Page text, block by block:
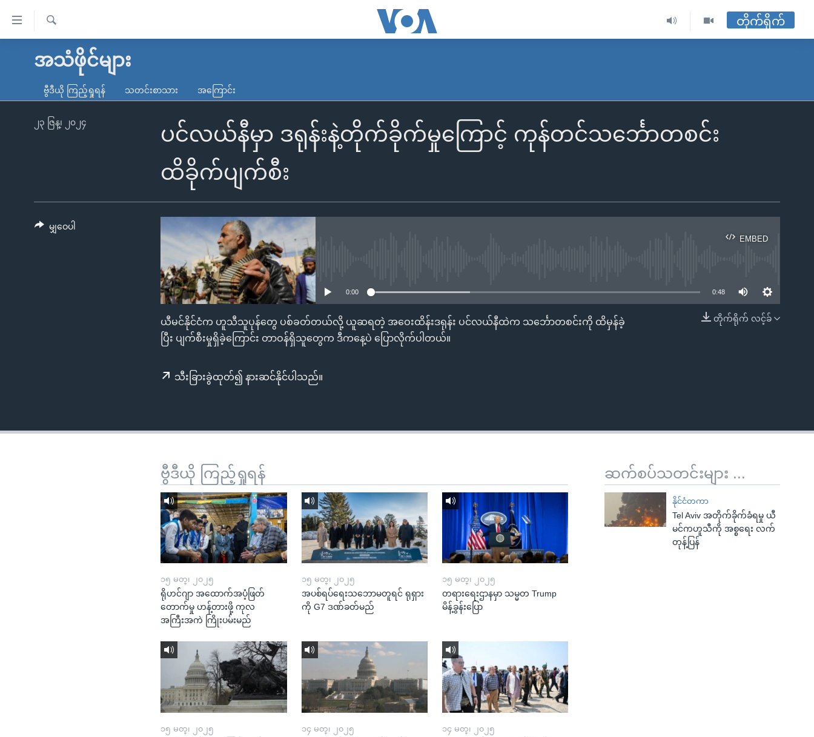
လွယ်ကူ
သည့်
မူလစာမျက်နှာ
ကမ္ဘာ့သတင်းများ
နိုင်ငံတကာ
မကြေးမုံရဲ့ အင်္ဂလိပ်စာ
ရေဒီယို
ရေဒီယိုနှင့်ရုပ်သံ အချက်အလက်များ
ရ
တိုက်ရိုက်
အသံဖိုင်များ
ဗွီဒီယို ကြည့်ရှုရန် သတင်းစာသား အကြောင်း
ပင်လယ်နီမှာ ဒရုန်းနဲ့တိုက်ခိုက်မှုကြောင့် ကုန်တင်သင်္ဘောတစင်း
ထိခိုက်ပျက်စီး
၂၃ ဇြန္၊ ၂၀၂၄
EMBED
EMBED
0:00 0:48
တိုက်ရိုက် လင့်ခ်
ယီမင်နိုင်ငံက ဟူသီသူပုန်တွေ ပစ်ခတ်တယ်လို့ ယူဆရတဲ့ အဝေးထိန်းဒရုန်း ပင်လယ်နီထဲက သင်္ဘောတစင်းကို ထိမှန်ခဲ့
ပြီး ပျက်စီးမှုရှိခဲ့ကြောင်း တာဝန်ရှိသူတွေက ဒီကနေ့ပဲ ပြောလိုက်ပါတယ်။
သီးခြားခွဲထုတ်၍ နားဆင်နိုင်ပါသည်။
မျှဝေပါ
ဆက်စပ်သတင်းများ ...
နိုင်ငံတကာ
Tel Aviv အတိုက်ခိုက်ခံရမှု ယီ
မင်ကဟူသီကို အစ္စရေး လက်
တုန့်ပြန်
ဗွီဒီယို ကြည့်ရှုရန်
၁၅ မတ္၊ ၂၀၂၅
ရိုဟင်ဂျာ အထောက်အပံ့ဖြတ်
တောက်မှု ဟန့်တားဖို့ ကုလ
အကြီးအကဲ ကြိုးပမ်းမည်
၁၅ မတ္၊ ၂၀၂၅
အပစ်ရပ်ရေးသဘောမတူရင် ရုရှား
ကို G7 ဒဏ်ခတ်မည်
၁၅ မတ္၊ ၂၀၂၅
တရားရေးဌာနမှာ သမ္မတ Trump
မိန့်ခွန်းပြော
၁၅ မတ္၊ ၂၀၂၅ ၁၄ မတ္၊ ၂၀၂၅ ၁၄ မတ္၊ ၂၀၂၅